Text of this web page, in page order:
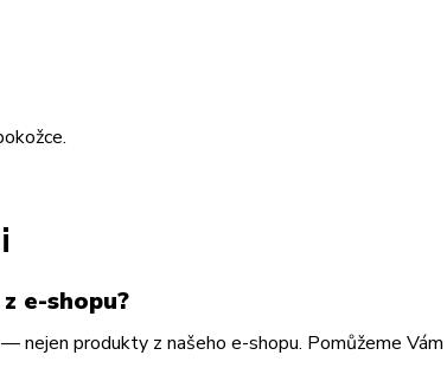
e-shopu?
nejen produkty z našeho e-shopu. Pomůžeme Vám